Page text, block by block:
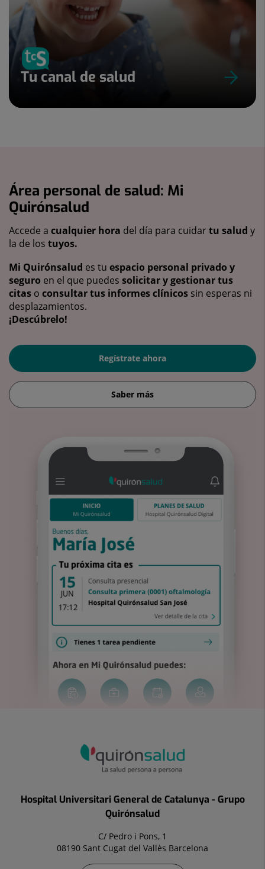
Tu canal de salud
Área personal de salud: Mi
Quirónsalud
Accede a cualquier hora del día para cuidartu salud y
la de los tuyos.
Mi Quirónsalud es tu espacio personal privado y
seguro en el que puedes solicitar y gestionar tus
citas o consultar tus informes clínicos sin esperas ni
desplazamientos.
¡Descúbrelo!
Regístrate ahora
Saber más
Hospital Universitari General de Catalunya - Grupo
Quirónsalud
C/ Pedro i Pons, 1
08190 Sant Cugat del Vallès Barcelona